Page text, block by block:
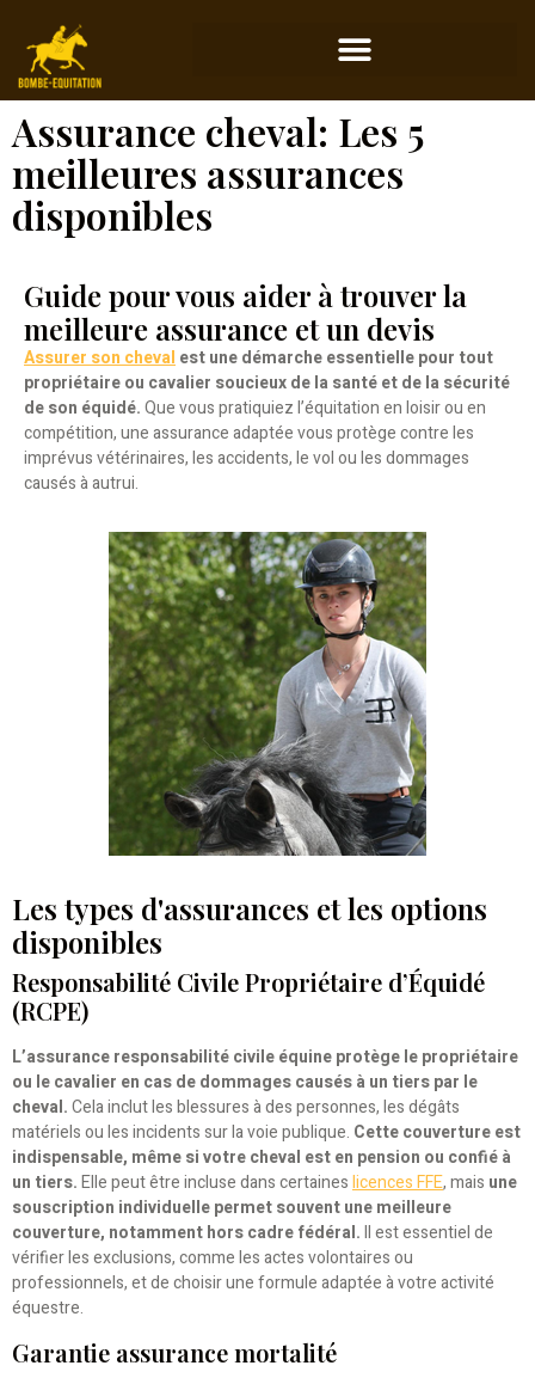
Assurance cheval: Les 5
meilleures assurances
disponibles
Guide pour vous aider à trouver la
meilleure assurance et un devis
Assurer son chevalest une démarche essentielle pour tout
propriétaire ou cavalier soucieux de la santé et de la sécurité
de son équidé.Que vous pratiquiez l’équitation en loisir ou en
compétition, une assurance adaptée vous protège contre les
imprévus vétérinaires, les accidents, le vol ou les dommages
causés à autrui.
Les types d'assurances et les options
disponibles
Responsabilité Civile Propriétaire d’Équidé
(RCPE)
L’assurance responsabilité civile équine protège le propriétaire
ou le cavalier en cas de dommages causés à un tiers par le
cheval.Cela inclut les blessures à des personnes, les dégâts
matériels ou les incidents sur la voie publique. Cette couverture est
indispensable, même si votre cheval est en pension ou confié à
un tiers.Elle peut être incluse dans certaineslicences FFE, mais une
souscription individuelle permet souvent une meilleure
couverture, notamment hors cadre fédéral.Il est essentiel de
vérifier les exclusions, comme les actes volontaires ou
professionnels, et de choisir une formule adaptée à votre activité
équestre.
Garantie assurance mortalité